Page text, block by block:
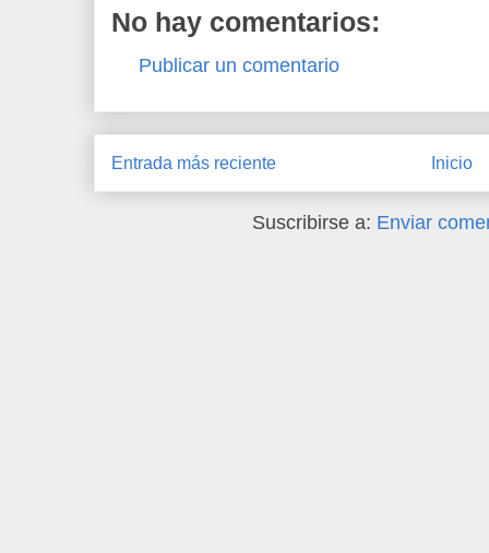
No hay comentarios:
Publicar un comentario
Entrada más reciente Inicio
Suscribirse a: Enviar